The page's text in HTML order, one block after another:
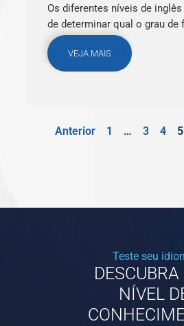
Os diferentes níveis de
de determinar qual o grau de
VEJA MAIS
Anterior 1 … 3 4 5
Teste seu
DESCUBRA
NÍVEL